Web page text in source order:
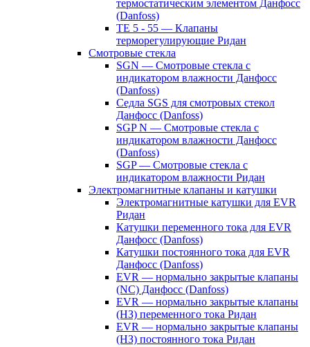
термостатическим элементом Данфосс
(Danfoss)
TE 5 - 55 — Клапаны
терморегулирующие Ридан
Смотровые стекла
SGN — Смотровые стекла с
индикатором влажности Данфосс
(Danfoss)
Седла SGS для смотровых стекол
Данфосс (Danfoss)
SGP N — Смотровые стекла с
индикатором влажности Данфосс
(Danfoss)
SGP — Смотровые стекла с
индикатором влажности Ридан
Электромагнитные клапаны и катушки
Электромагнитные катушки для EVR
Ридан
Катушки переменного тока для EVR
Данфосс (Danfoss)
Катушки постоянного тока для EVR
Данфосс (Danfoss)
EVR — нормально закрытые клапаны
(NC) Данфосс (Danfoss)
EVR — нормально закрытые клапаны
(НЗ) переменного тока Ридан
EVR — нормально закрытые клапаны
(НЗ) постоянного тока Ридан